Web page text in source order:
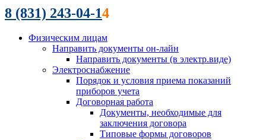
8 (831) 243-04-14
Физическим лицам
Направить документы он-лайн
Направить документы (в электр.виде)
Электроснабжение
Порядок и условия приема показаний
приборов учета
Договорная работа
Документы, необходимые для
заключения договора
Типовые формы договоров